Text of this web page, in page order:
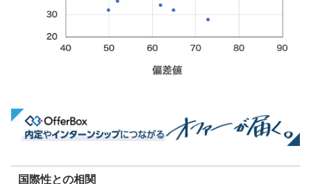
国際性との相関